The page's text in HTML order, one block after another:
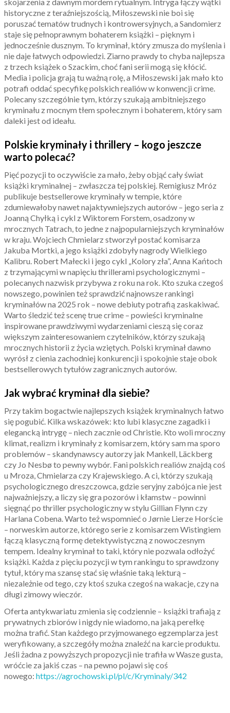
historyczne z teraźniejszością, Miłoszewski nie boi się
poruszać tematów trudnych i kontrowersyjnych, a Sandomierz
staje się pełnoprawnym bohaterem książki – pięknym i
jednocześnie dusznym. To kryminał, który zmusza do myślenia i
nie daje łatwych odpowiedzi. Ziarno prawdy to chyba najlepsza
z trzech książek o Szackim, choć fani serii mogą się kłócić.
Media i policja grają tu ważną rolę, a Miłoszewski jak mało kto
potrafi oddać specyfikę polskich realiów w konwencji crime.
Polecany szczególnie tym, którzy szukają ambitniejszego
kryminału z mocnym tłem społecznym i bohaterem, który sam
daleki jest od ideału.
Polskie kryminały i thrillery – kogo jeszcze
warto polecać?
Pięć pozycji to oczywiście za mało, żeby objąć cały świat
książki kryminalnej – zwłaszcza tej polskiej. Remigiusz Mróz
publikuje bestsellerowe kryminały w tempie, które
zdumiewałoby nawet najaktywniejszych autorów – jego seria z
Joanną Chyłką i cykl z Wiktorem Forstem, osadzony w
mrocznych Tatrach, to jedne z najpopularniejszych kryminałów
w kraju. Wojciech Chmielarz stworzył postać komisarza
Jakuba Mortki, a jego książki zdobyły nagrody Wielkiego
Kalibru. Robert Małecki i jego cykl „Kolory zła”, Anna Kańtoch
z trzymającymi w napięciu thrillerami psychologicznymi –
polecanych nazwisk przybywa z roku na rok. Kto szuka czegoś
nowszego, powinien też sprawdzić najnowsze rankingi
kryminałów na 2025 rok – nowe debiuty potrafią zaskakiwać.
Warto śledzić też scenę true crime – powieści kryminalne
inspirowane prawdziwymi wydarzeniami cieszą się coraz
większym zainteresowaniem czytelników, którzy szukają
mrocznych historii z życia wziętych. Polski kryminał dawno
wyrósł z cienia zachodniej konkurencji i spokojnie staje obok
bestsellerowych tytułów zagranicznych autorów.
Jak wybrać kryminał dla siebie?
Przy takim bogactwie najlepszych książek kryminalnych łatwo
się pogubić. Kilka wskazówek: kto lubi klasyczne zagadki i
elegancką intrygę – niech zacznie od Christie. Kto woli mroczny
klimat, realizm i kryminały z komisarzem, który sam ma sporo
problemów – skandynawscy autorzy jak Mankell, Läckberg
czy Jo Nesbø to pewny wybór. Fani polskich realiów znajdą coś
u Mroza, Chmielarza czy Krajewskiego. A ci, którzy szukają
psychologicznego dreszczowca, gdzie seryjny zabójca nie jest
najważniejszy, a liczy się gra pozorów i kłamstw – powinni
sięgnąć po thriller psychologiczny w stylu Gillian Flynn czy
Harlana Cobena. Warto też wspomnieć o Jørnie Lierze Horście
– norweskim autorze, którego serie z komisarzem Wistingiem
łączą klasyczną formę detektywistyczną z nowoczesnym
tempem. Idealny kryminał to taki, który nie pozwala odłożyć
książki. Każda z pięciu pozycji w tym rankingu to sprawdzony
tytuł, który ma szansę stać się właśnie taką lekturą –
niezależnie od tego, czy ktoś szuka czegoś na wakacje, czy na
długi zimowy wieczór.
Oferta antykwariatu zmienia się codziennie – książki trafiają z
prywatnych zbiorów i nigdy nie wiadomo, na jaką perełkę
można trafić. Stan każdego przyjmowanego egzemplarza jest
weryfikowany, a szczegóły można znaleźć na karcie produktu.
Jeśli żadna z powyższych propozycji nie trafiła w Wasze gusta,
wróćcie za jakiś czas – na pewno pojawi się coś
nowego: https://agrochowski.pl/pl/c/Kryminaly/342